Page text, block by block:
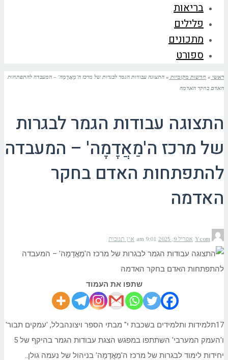
בריאות
פלילים
מתכונים
ספורט
ראשי » חדשות מקומיות » התצוגה עבודות הגמר לבגרות של מרכז ה'מַאֲדָמָה' – המעבדה להתפתחות
האדם בחקר האדמה
התצוגה עבודות הגמר לבגרות
של מרכז ה'מַאֲדָמָה' – המעבדה
להתפתחות האדם בחקר
האדמה
Ycom אפריל 9, 2025 9:01 am אין תגובות
שתפו את העמוד
17תלמידות ותלמידים בשכבת י" מבתי הספר ויצונהבלל, 'עמקים תבור'
ו'העמק המערבי' השתתפו במפגש הצגת עבודות הגמר בהיקף של 5
יחידות לימוד לבגרות של מרכז ה'מַאֲדָמָה' בניהול של נעמה גולן..